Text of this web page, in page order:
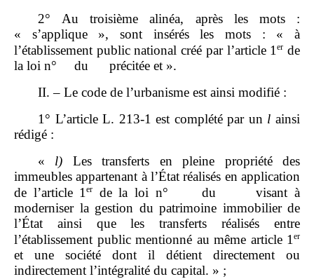
2° Au troisième alinéa, après les mots :
« s’applique », sont insérés les mots : « à
l’établissement public national créé par l’article 1er de
la loi n° du précitée et ».
II. – Le code de l’urbanisme est ainsi modifié :
1° L’article L. 213‑1 est complété par un l ainsi
rédigé :
« l) Les transferts en pleine propriété des
immeubles appartenant à l’État réalisés en application
de l’article 1er
de la loi n° du visant à
moderniser la gestion du patrimoine immobilier de
l’État ainsi que les transferts réalisés entre
l’établissement public mentionné au même article 1er
et une société dont il détient directement ou
indirectement l’intégralité du capital. » ;